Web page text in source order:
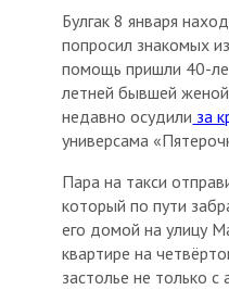
Булгак 8 января
попросил знакомых
помощь пришли 40-
летней бывшей
недавно осудили за
универсама
Пара на такси
который по пути
его домой на улицу
квартире на
застолье не только с